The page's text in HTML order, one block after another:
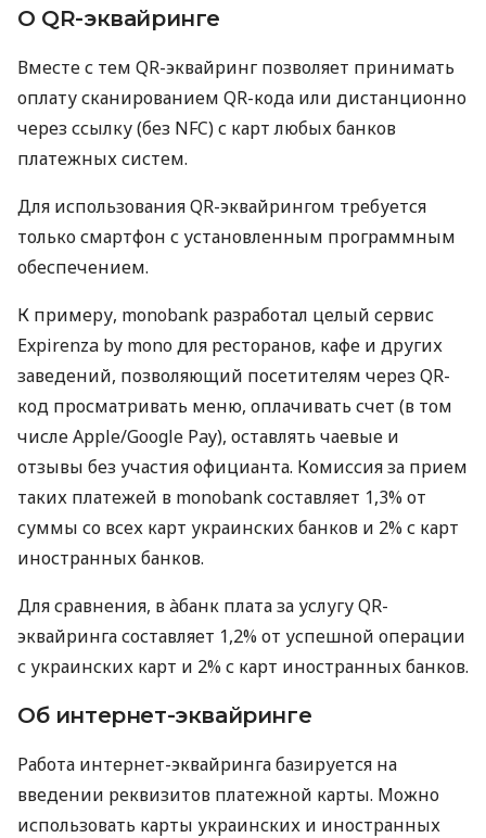
О QR-эквайринге
Вместе с тем QR-эквайринг позволяет принимать
оплату сканированием QR-кода или дистанционно
через ссылку (без NFC) с карт любых банков
платежных систем.
Для использования QR-эквайрингом требуется
только смартфон с установленным программным
обеспечением.
К примеру, monobank разработал целый сервис
Expirenza by mono для ресторанов, кафе и других
заведений, позволяющий посетителям через QR-
код просматривать меню, оплачивать счет (в том
числе Apple/Google Pay), оставлять чаевые и
отзывы без участия официанта. Комиссия за прием
таких платежей в monobank составляет 1,3% от
суммы со всех карт украинских банков и 2% с карт
иностранных банков.
Для сравнения, в àбанк плата за услугу QR-
эквайринга составляет 1,2% от успешной операции
с украинских карт и 2% с карт иностранных банков.
Об интернет-эквайринге
Работа интернет-эквайринга базируется на
введении реквизитов платежной карты. Можно
использовать карты украинских и иностранных